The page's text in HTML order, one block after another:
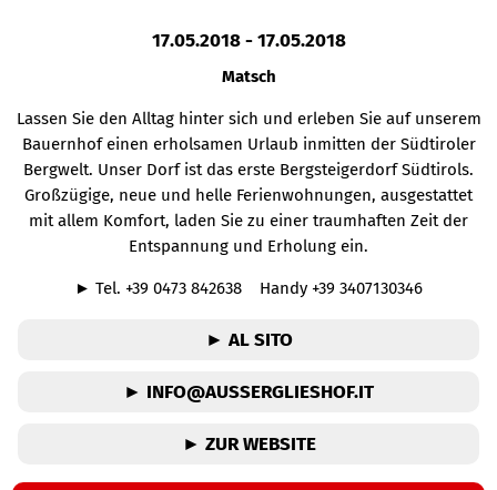
17.05.2018-17.05.2018
Matsch
Lassen Sie den Alltag hinter sich und erleben Sie auf unserem
Bauernhof einen erholsamen Urlaub inmitten der Südtiroler
Bergwelt. Unser Dorf ist das erste Bergsteigerdorf Südtirols.
Großzügige, neue und helle Ferienwohnungen, ausgestattet
mit allem Komfort, laden Sie zu einer traumhaften Zeit der
Entspannung und Erholung ein.
► Tel. +39 0473 842638 Handy +39 3407130346
► AL SITO
► INFO@AUSSERGLIESHOF.IT
► ZUR WEBSITE